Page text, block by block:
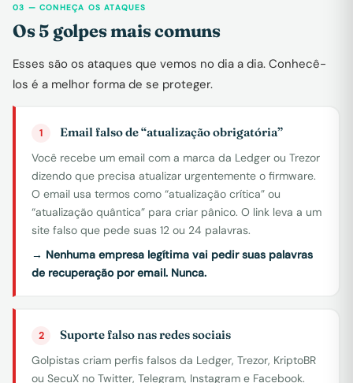
03 — CONHEÇA OS ATAQUES
Os 5 golpes mais comuns
Esses são os ataques que vemos no dia a dia. Conhecê-
los é a melhor forma de se proteger.
1 Email falso de “atualização obrigatória”
Você recebe um email com a marca da Ledger ou Trezor
dizendo que precisa atualizar urgentemente o firmware.
O email usa termos como “atualização crítica” ou
“atualização quântica” para criar pânico. O link leva a um
site falso que pede suas 12 ou 24 palavras.
→ Nenhuma empresa legítima vai pedir suas palavras
de recuperação por email. Nunca.
2 Suporte falso nas redes sociais
Golpistas criam perfis falsos da Ledger, Trezor, KriptoBR
ou SecuX no Twitter, Telegram, Instagram e Facebook.